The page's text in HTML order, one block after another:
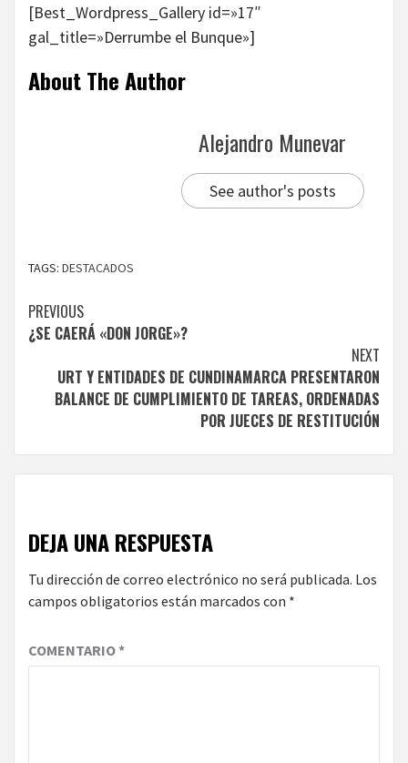
[Best_Wordpress_Gallery id=»17″
gal_title=»Derrumbe el Bunque»]
About The Author
Alejandro Munevar
See author's posts
TAGS: DESTACADOS
Continue
Reading
PREVIOUS
¿SE CAERÁ «DON JORGE»?
NEXT
URT Y ENTIDADES DE CUNDINAMARCA PRESENTARON
BALANCE DE CUMPLIMIENTO DE TAREAS, ORDENADAS
POR JUECES DE RESTITUCIÓN
DEJA UNA RESPUESTA
Tu dirección de correo electrónico no será publicada. Los
campos obligatorios están marcados con *
COMENTARIO*